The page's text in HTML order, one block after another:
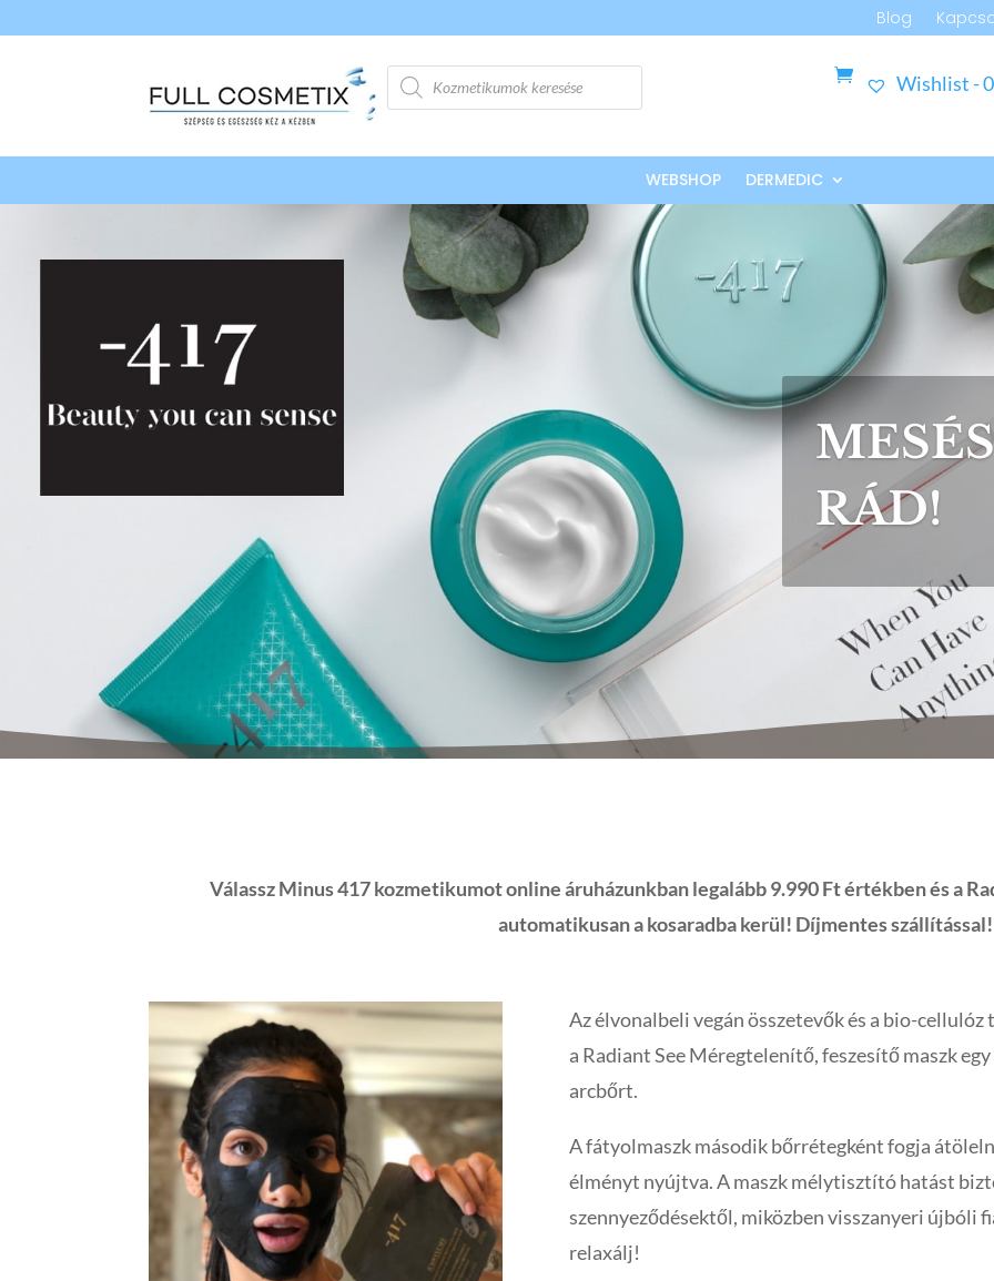
Blog
Products
search
Wishlist -0
WEBSHOP DERMEDIC
RÁD!
Válassz Minus 417 kozmetikumot online áruházunkban legalább 9.990 Ft értékben és a
automatikusan a kosaradba kerül! Díjmentes szállítással!
Az élvonalbeli vegán összetevők és a bio-
a Radiant See Méregtelenítő, feszesítő maszk
arcbőrt.
A fátyolmaszk második bőrrétegként fogja
élményt nyújtva. A maszk mélytisztító hatást
szennyeződésektől, miközben visszanyeri újbóli
relaxálj!